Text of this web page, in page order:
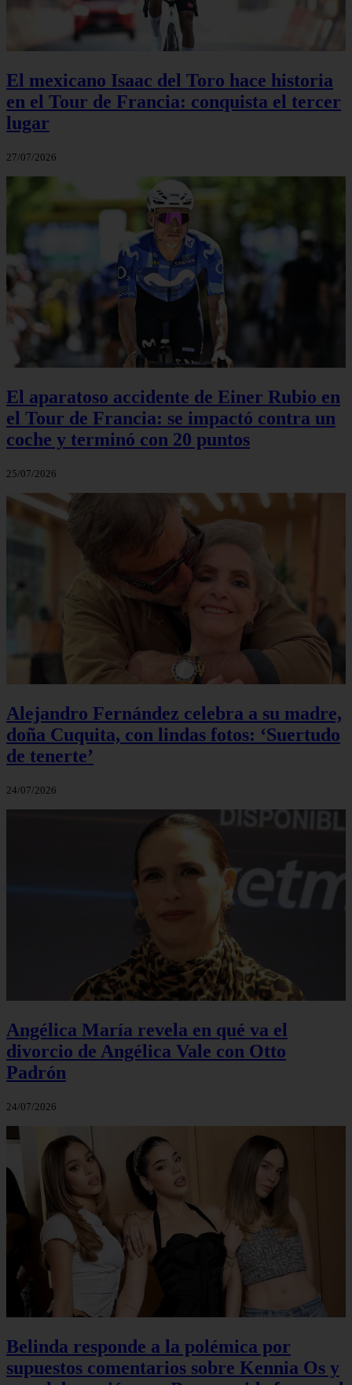
El mexicano Isaac del Toro hace historia
en el Tour de Francia: conquista el tercer
lugar
27/07/2026
El aparatoso accidente de Einer Rubio en
el Tour de Francia: se impactó contra un
coche y terminó con 20 puntos
25/07/2026
Alejandro Fernández celebra a su madre,
doña Cuquita, con lindas fotos: ‘Suertudo
de tenerte’
24/07/2026
Angélica María revela en qué va el
divorcio de Angélica Vale con Otto
Padrón
24/07/2026
Belinda responde a la polémica por
supuestos comentarios sobre Kennia Os y